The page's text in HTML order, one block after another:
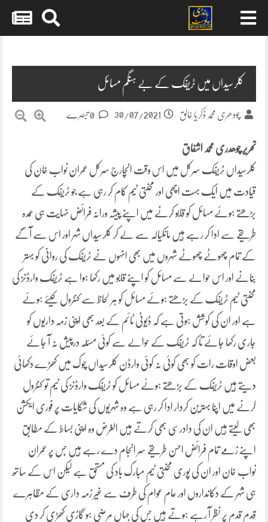
کلرسیداں میں ٹریفک کے بے ہنگم مسائل
چودھری محمد ذکریا خالق 30/07/2021
تحریر چوھدری محمد اشفاق
کلرسیداں ٹریفک سرکل میں اس وقت انچارج سرکل عمران نواب خان کی
قیادت میں ایک بہت اچھی اور محنتی ٹیم کام کر رہی ہے جو ٹریفک کے
بڑھتے ہوئے مسائل کو قابو کرنے میں اپنے پیشہ ورانہ فرائض نہایت ہی عمدہ
طریقے سے ادا کر رہے ہیں مانکیالہ سے لے کر کلرسیداں شہر اور اس سے آگے
کے تمام چھوٹے چھوٹے شہروں میں بھی انہوں نے ٹریفک کی روانی کو بہتر
بنانے اور اس حوالے سے مسائل کو اپنے قابو میں رکھا ہوا ہے ٹریفک وارڈنز کی
محنتی ٹیم ٹریفک کے بڑھتے ہوئے مسائل کو ہر لحاظ سے کنٹرول کیئے ہوئے
ہے اور ان کی کوشش ہوتی ہے کہ ڈیوٹی ٹائم کے بعد بھی اپنی زمہ داریوں کو
جاری رکھا جائے تا کہ ٹریفک کے حوالے سے کوئی مسئلہ درپیش نہ آ جائے
بعض اوقات رات کو بھی کوئی نہ کوئی وارڈن کلرسیداں چوک میں کھڑے دکھائی
دیتے ہیں ٹریفک کے بڑھتے ہوئے مسائل کو ٹریفک وارڈنز کی ٹیم تو کنٹرول
کرنے میں اپنا بہترین کردار ادا کر رہی ہے وہ شہریوں کی شکایات پر فوری ایکشن
بھی لیتے ہیں ان کی دادرسی بھی کرتے ہیں الغرض وہ اپنی بساط کے مطابق
اپنے زمے تمام فرائض احسن طریقے سر انجام دے رہے ہیں جس پر عمران
نواب خان اور ان کی پوری محنتی ٹیم مبارک باد کی مستحق ہے لیکن اس کے ساتھ
ہی شہر کے دکانداروں اور عام عوام کی طرف سے غیر زمہ داری کے مظاہرے
قدم قدم پر نظر آ رہے ہوتے ہیں جس کی جہاں مرضی ہو گاڑی کھڑی کر دی